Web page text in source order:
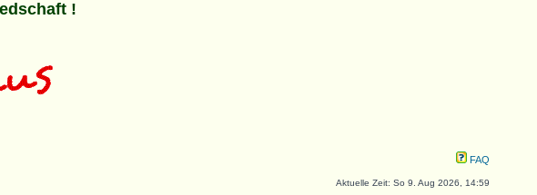
!
FAQ
Aktuelle Zeit: So 9. Aug 2026, 14:59